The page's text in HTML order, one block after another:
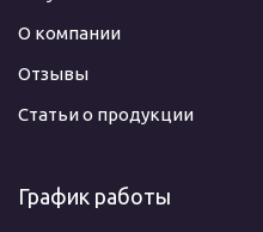
О компании
Отзывы
Статьи о продукции
График работы